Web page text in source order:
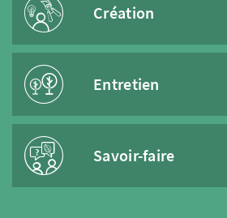
Création
Entretien
Savoir-faire